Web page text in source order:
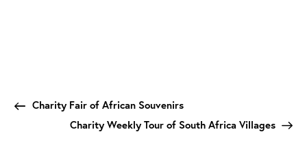
Charity Fair of African Souvenirs
Charity Weekly Tour of South Africa Villages